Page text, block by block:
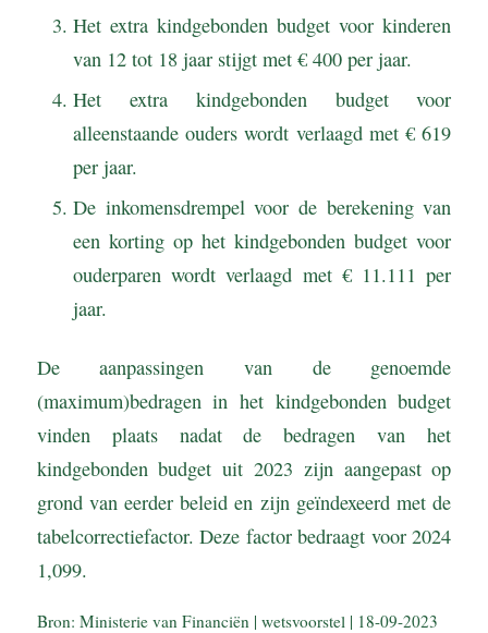
Het extra kindgebonden budget voor kinderen
van 12 tot 18 jaar stijgt met € 400 per jaar.
Het extra kindgebonden budget voor
alleenstaande ouders wordt verlaagd met € 619
per jaar.
De inkomensdrempel voor de berekening van
een korting op het kindgebonden budget voor
ouderparen wordt verlaagd met € 11.111 per
jaar.
De aanpassingen van de genoemde
(maximum)bedragen in het kindgebonden budget
vinden plaats nadat de bedragen van het
kindgebonden budget uit 2023 zijn aangepast op
grond van eerder beleid en zijn geïndexeerd met de
tabelcorrectiefactor. Deze factor bedraagt voor 2024
1,099.
Bron: Ministerie van Financiën | wetsvoorstel | 18-09-2023